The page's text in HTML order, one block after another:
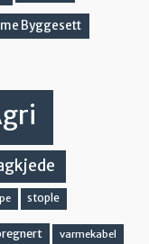
Byggesett
stople
varmekabel